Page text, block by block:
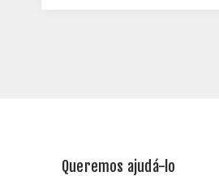
Queremos ajudá-lo